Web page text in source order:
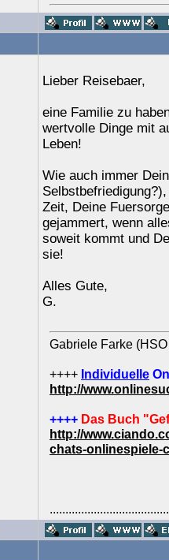
Lieber Reisebaer,
eine Familie zu
wertvolle Dinge mit
Leben!
Wie auch immer
Zeit, Deine
gejammert, wenn
soweit kommt und
sie!
Alles Gute,
G.
Gabriele Farke (HSO
++++ Individuelle
http://
++++ Das Buch
http://
chats-onlinespiele-